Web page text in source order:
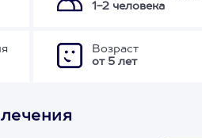
1-2 человека
Возраст
от 5 лет